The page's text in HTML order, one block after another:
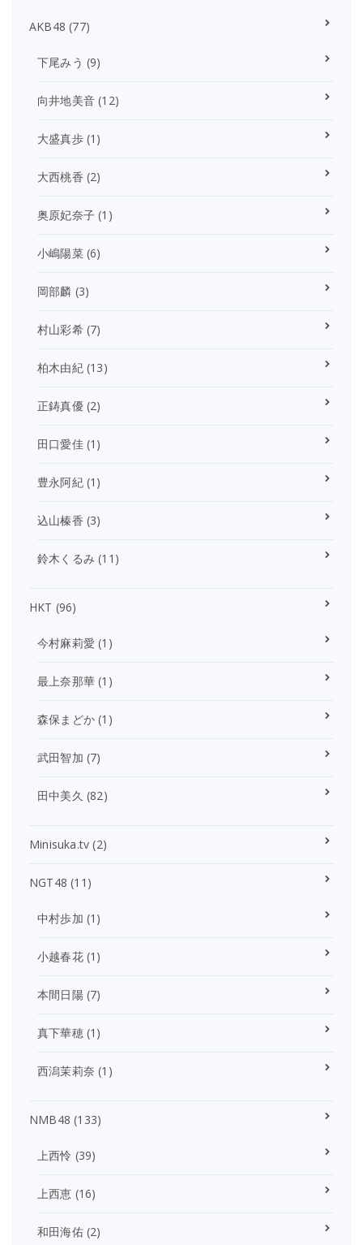
AKB48 (77)
下尾みう (9)
向井地美音 (12)
大盛真歩(1)
大西桃香 (2)
奥原妃奈子 (1)
小嶋陽菜(6)
岡部麟 (3)
村山彩希(7)
柏木由紀(13)
正鋳真優(2)
田口愛佳(1)
豊永阿紀(1)
込山榛香 (3)
鈴木くるみ (11)
HKT (96)
今村麻莉愛 (1)
最上奈那華 (1)
森保まどか (1)
武田智加 (7)
田中美久 (82)
Minisuka.tv (2)
NGT48 (11)
中村歩加 (1)
小越春花(1)
本間日陽(7)
真下華穂(1)
西潟茉莉奈 (1)
NMB48 (133)
上西怜 (39)
上西恵 (16)
和田海佑(2)